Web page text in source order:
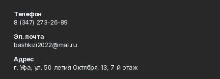
Телефон
8 (347) 273-26-89
Эл. почта
bashkizi2022@mail.ru
Адрес
г. Уфа, ул. 50-летия Октября, 13, 7-й этаж